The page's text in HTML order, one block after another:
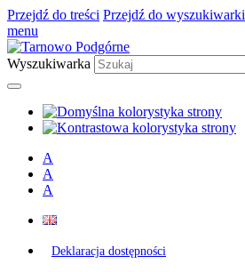
Przejdź do treści Przejdź do wyszukiwarki
menu
Wyszukiwarka
A
A
A
Deklaracja dostępności